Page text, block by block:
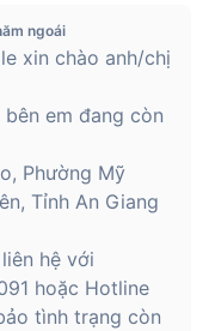
ngoái
xin chào anh/chị
bên em đang còn
Phường Mỹ
Tỉnh An Giang
hệ với
hoặc Hotline
tình trạng còn